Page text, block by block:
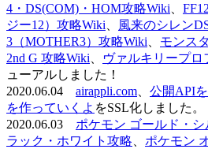
4・DS(COM)・HOM攻略Wiki
ジー12）攻略Wiki
風来のシレン
3（MOTHER3）攻略Wiki
モンス
2nd G 攻略Wiki
ヴァルキリープロ
ューアルしました！
2020.06.04 airappli.com
公開API
を作っていくよ をSSL化しました。
2020.06.03 ポケモン ゴールド・
ラック・ホワイト攻略
ポケモン